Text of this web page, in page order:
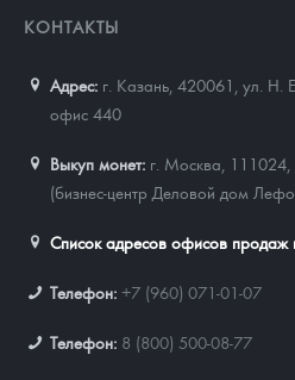
КОНТАКТЫ
Адрес: г. Казань, 420061 ул. Н.
офис 440
Выкуп монет: г. Москва, 111024,
(бизнес-центр Деловой дом
Список адресов офисов
Телефон: +7 (960) 071-01-07
Телефон: 8 (800) 500-08-77